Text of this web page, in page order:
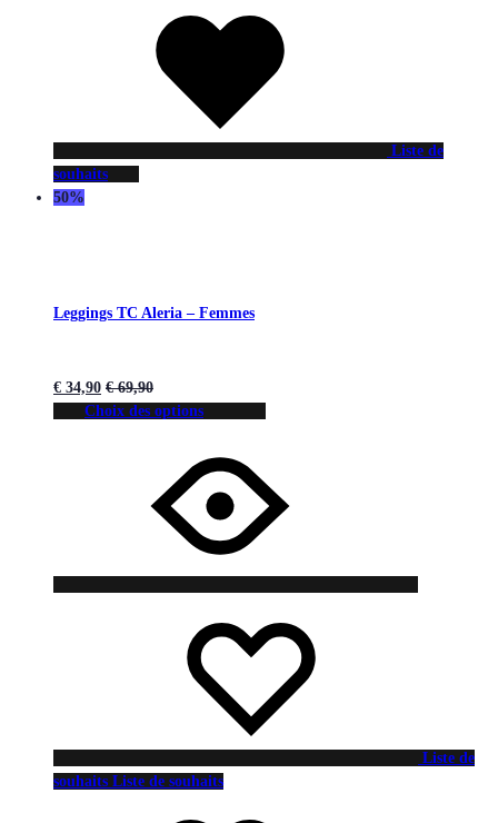
Liste de
souhaits
50%
Leggings TC Aleria – Femmes
€ 34,90 €69,90
Choix des options
Liste de
souhaits Liste de souhaits